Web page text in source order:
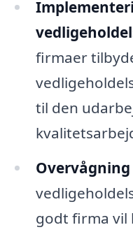
firmaer
til den
godt firma vil